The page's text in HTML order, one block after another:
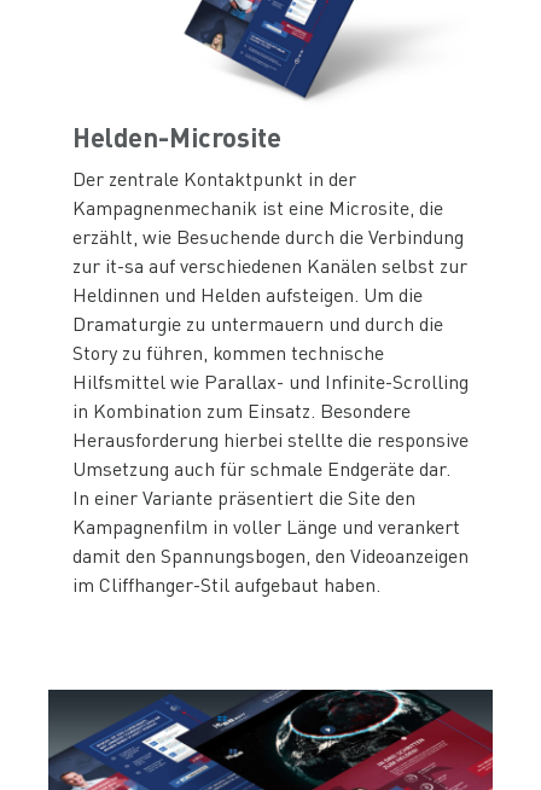
Helden-Microsite
Der zentrale Kontaktpunkt in der
Kampagnenmechanik ist eine Microsite, die
erzählt, wie Besuchende durch die Verbindung
zur it-sa auf verschiedenen Kanälen selbst zur
Heldinnen und Helden aufsteigen. Um die
Dramaturgie zu untermauern und durch die
Story zu führen, kommen technische
Hilfsmittel wie Parallax- und Infinite-Scrolling
in Kombination zum Einsatz. Besondere
Herausforderung hierbei stellte die responsive
Umsetzung auch für schmale Endgeräte dar.
In einer Variante präsentiert die Site den
Kampagnenfilm in voller Länge und verankert
damit den Spannungsbogen, den Videoanzeigen
im Cliffhanger-Stil aufgebaut haben.